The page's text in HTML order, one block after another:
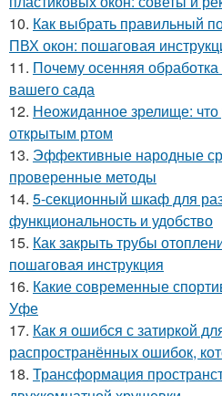
10. Как выбрать правильный
ПВХ окон: пошаговая
11. Почему осенняя обработка
вашего сада
12. Неожиданное зрелище: что
открытым ртом
13. Эффективные народные
проверенные методы
14. 5-секционный шкаф для
функциональность и удобство
15. Как закрыть трубы
пошаговая инструкция
16. Какие современные
Уфе
17. Как я ошибся с затиркой
распространённых ошибок,
18. Трансформация